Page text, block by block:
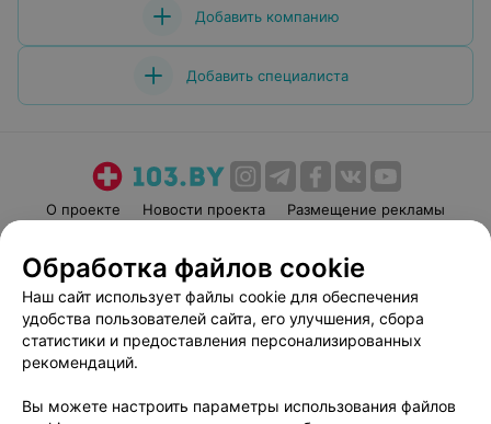
Добавить компанию
Добавить специалиста
О проекте Новости проекта
Размещение рекламы
Пользовательское соглашение
Способы оплаты
Вакансии
Партнеры
Написать руководителю 103.by
Обработка файлов cookie
Наш сайт использует файлы cookie для обеспечения
удобства пользователей сайта, его улучшения, сбора
статистики и предоставления персонализированных
рекомендаций.
Вы можете настроить параметры использования файлов